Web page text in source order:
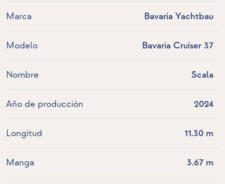
Marca Bavaria Yachtbau
Modelo Bavaria Cruiser 37
Nombre Scala
Año de producción 2024
Longitud 11.30 m
Manga 3.67 m